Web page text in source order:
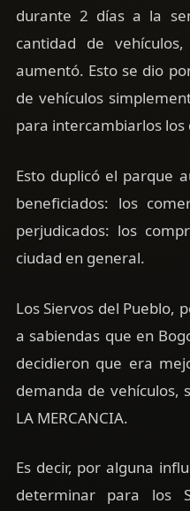
durante 2 días a la
cantidad de
aumentó. Esto se dio
de vehículos
para intercambiarlos los
Esto duplicó el parque
beneficiados: los
perjudicados: los
ciudad en general.
Los Siervos del Pueblo,
a sabiendas que en
decidieron que era
demanda de vehículos,
LA MERCANCIA.
Es decir, por alguna
determinar para los